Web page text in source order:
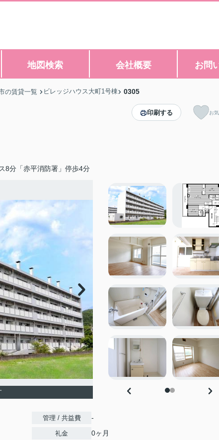
地図検索 会社概要 お問
の賃貸一覧 ビレッジハウス大町1号棟 0305
8分「赤平消防署」停歩4分
印刷する お
管理 / 共益費 -
礼金 0ヶ月